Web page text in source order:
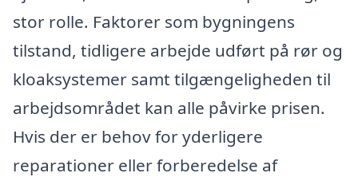
stor rolle. Faktorer som bygningens
tilstand, tidligere arbejde udført på rør og
kloaksystemer samt tilgængeligheden til
arbejdsområdet kan alle påvirke prisen.
Hvis der er behov for yderligere
reparationer eller forberedelse af